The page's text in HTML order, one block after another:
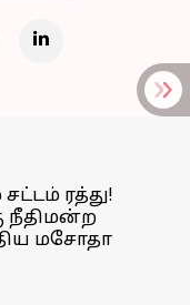
ரத்து!
நீதிமன்ற
மசோதா